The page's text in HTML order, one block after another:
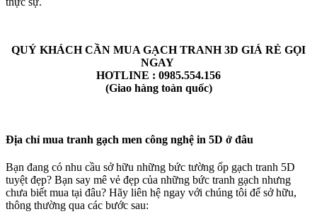
QUÝ KHÁCH CẦN MUA GẠCH TRANH 3D GIÁ RẺ GỌI
NGAY
HOTLINE : 0985.554.156
(Giao hàng toàn quốc)
Địa chỉ mua tranh gạch men công nghệ in 5D ở đâu
Bạn đang có nhu cầu sở hữu những bức tường ốp gạch tranh 5D
tuyệt đẹp? Bạn say mê vẻ đẹp của những bức tranh gạch nhưng
chưa biết mua tại đâu? Hãy liên hệ ngay với chúng tôi để sở hữu,
thông thường qua các bước sau: